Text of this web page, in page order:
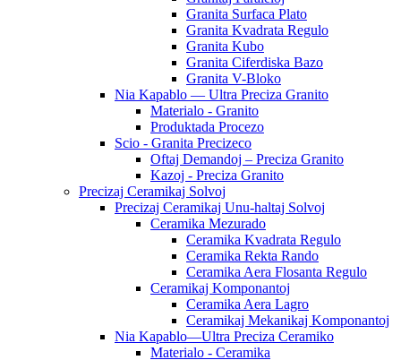
Granita Surfaca Plato
Granita Kvadrata Regulo
Granita Kubo
Granita Ciferdiska Bazo
Granita V-Bloko
Nia Kapablo — Ultra Preciza Granito
Materialo - Granito
Produktada Procezo
Scio - Granita Precizeco
Oftaj Demandoj – Preciza Granito
Kazoj - Preciza Granito
Precizaj Ceramikaj Solvoj
Precizaj Ceramikaj Unu-haltaj Solvoj
Ceramika Mezurado
Ceramika Kvadrata Regulo
Ceramika Rekta Rando
Ceramika Aera Flosanta Regulo
Ceramikaj Komponantoj
Ceramika Aera Lagro
Ceramikaj Mekanikaj Komponantoj
Nia Kapablo—Ultra Preciza Ceramiko
Materialo - Ceramika